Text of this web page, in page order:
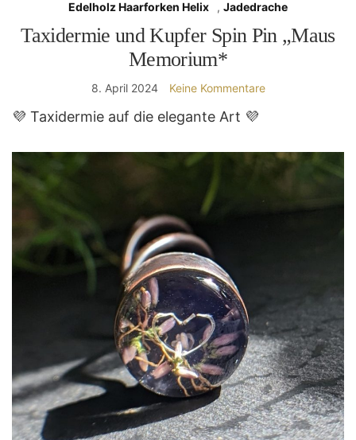
Edelholz Haarforken Helix , Jadedrache
Taxidermie und Kupfer Spin Pin „Maus
Memorium*
8. April 2024 Keine Kommentare
💜 Taxidermie auf die elegante Art 💜